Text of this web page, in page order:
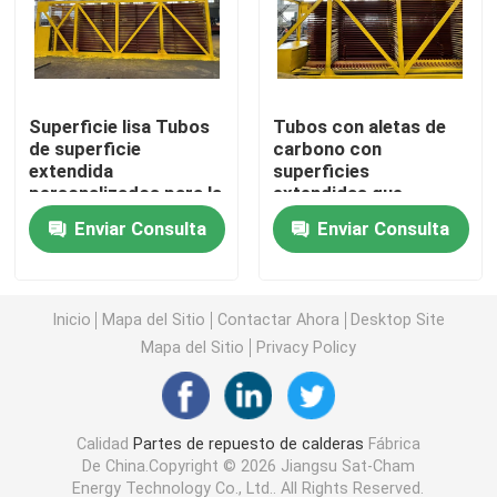
Tubo de aleta espiral
Tubo de aleta sacado
El tubo de serpentina
Sobrecalentador y recalentador
Precalentador de aire de la caldera
Tubo de acero de la caldera
Superficie lisa Tubos
de superficie
extendida
personalizados para la
eficiencia
Enviar Consulta
Tubos con aletas de
carbono con
superficies
extendidas que
mejoran el rendimiento
de transferencia de
calor
Enviar Consulta
Inicio Mapa del Sitio Contactar Ahora
Desktop Site
Mapa del Sitio
Privacy Policy
Calidad Partes de repuesto de calderas Fábrica
De China.Copyright © 2026 Jiangsu Sat-Cham
Energy Technology Co., Ltd.. All Rights Reserved.